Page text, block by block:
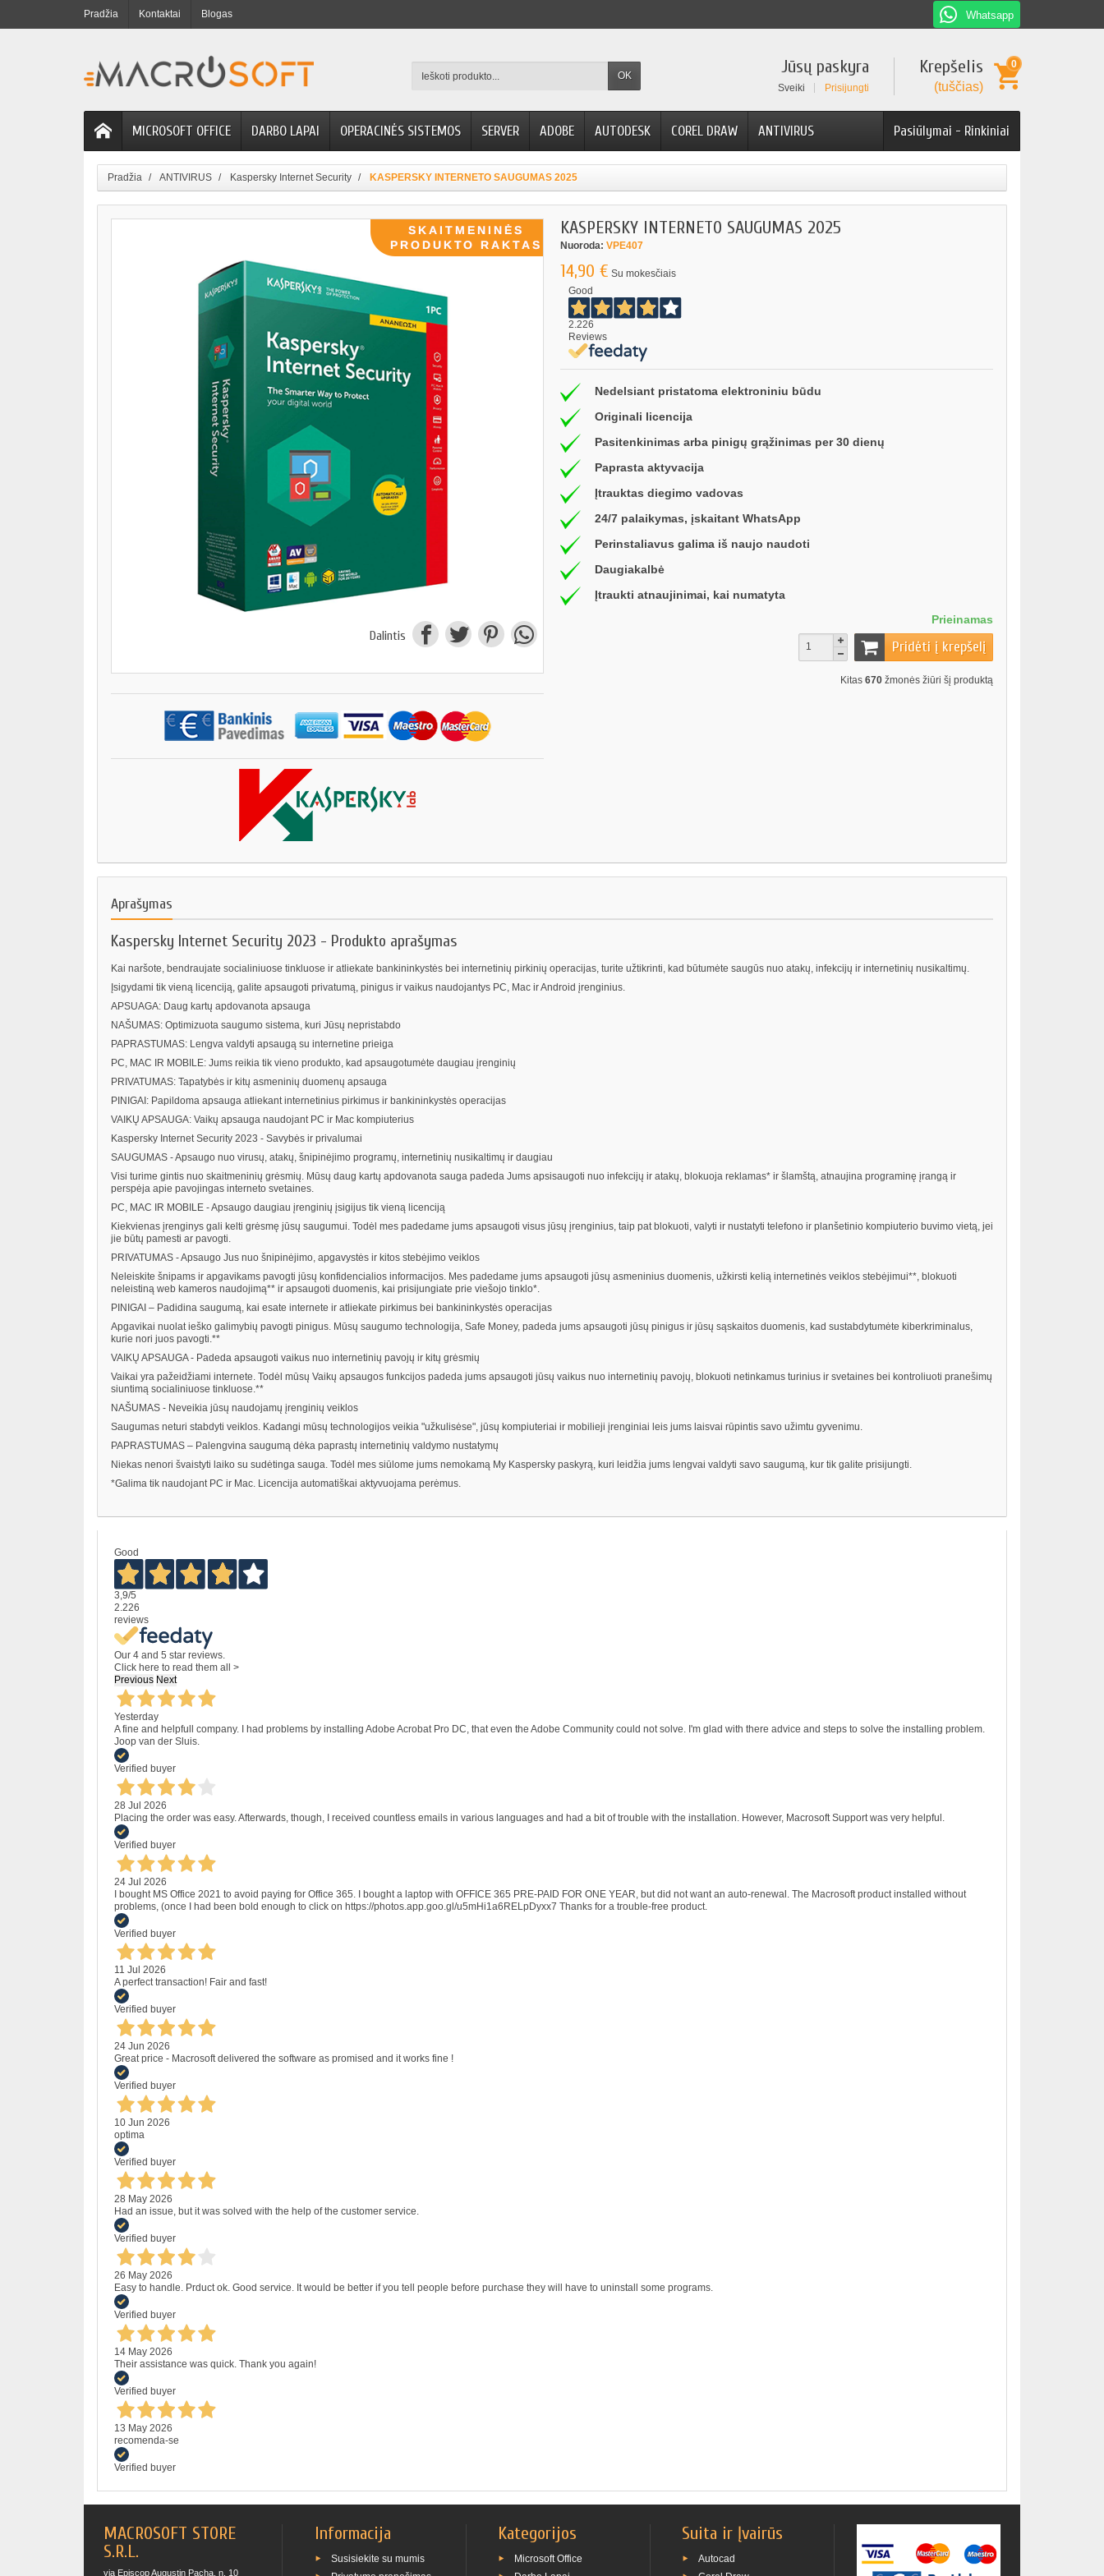
Pradžia Kontaktai Blogas Whatsapp
OK Krepšelis
(tuščias)
0
Jūsų paskyra
Sveiki Prisijungti
Pasiūlymai - Rinkiniai
MICROSOFT OFFICE DARBO LAPAI OPERACINĖS SISTEMOS SERVER ADOBE AUTODESK COREL DRAW ANTIVIRUS
Pradžia ANTIVIRUS Kaspersky Internet Security KASPERSKY INTERNETO SAUGUMAS 2025
Dalintis
KASPERSKY INTERNETO SAUGUMAS 2025
Nuoroda: VPE407
14,90 € Su mokesčiais
Good
2.226
Reviews
Nedelsiant pristatoma elektroniniu būdu
Originali licencija
Pasitenkinimas arba pinigų grąžinimas per 30 dienų
Paprasta aktyvacija
Įtrauktas diegimo vadovas
24/7 palaikymas, įskaitant WhatsApp
Perinstaliavus galima iš naujo naudoti
Daugiakalbė
Įtraukti atnaujinimai, kai numatyta
Prieinamas
Pridėti į krepšelį
Kitas 670 žmonės žiūri šį produktą
Aprašymas
Kaspersky Internet Security 2023 - Produkto aprašymas
Kai naršote, bendraujate socialiniuose tinkluose ir atliekate bankininkystės bei internetinių pirkinių operacijas, turite užtikrinti, kad būtumėte saugūs nuo atakų, infekcijų ir internetinių nusikaltimų.
Įsigydami tik vieną licenciją, galite apsaugoti privatumą, pinigus ir vaikus naudojantys PC, Mac ir Android įrenginius.
APSUAGA: Daug kartų apdovanota apsauga
NAŠUMAS: Optimizuota saugumo sistema, kuri Jūsų nepristabdo
PAPRASTUMAS: Lengva valdyti apsaugą su internetine prieiga
PC, MAC IR MOBILE: Jums reikia tik vieno produkto, kad apsaugotumėte daugiau įrenginių
PRIVATUMAS: Tapatybės ir kitų asmeninių duomenų apsauga
PINIGAI: Papildoma apsauga atliekant internetinius pirkimus ir bankininkystės operacijas
VAIKŲ APSAUGA: Vaikų apsauga naudojant PC ir Mac kompiuterius
Kaspersky Internet Security 2023 - Savybės ir privalumai
SAUGUMAS - Apsaugo nuo virusų, atakų, šnipinėjimo programų, internetinių nusikaltimų ir daugiau
Visi turime gintis nuo skaitmeninių grėsmių. Mūsų daug kartų apdovanota sauga padeda Jums apsisaugoti nuo infekcijų ir atakų, blokuoja reklamas* ir šlamštą, atnaujina programinę įrangą ir
perspėja apie pavojingas interneto svetaines.
PC, MAC IR MOBILE - Apsaugo daugiau įrenginių įsigijus tik vieną licenciją
Kiekvienas įrenginys gali kelti grėsmę jūsų saugumui. Todėl mes padedame jums apsaugoti visus jūsų įrenginius, taip pat blokuoti, valyti ir nustatyti telefono ir planšetinio kompiuterio buvimo vietą, jei
jie būtų pamesti ar pavogti.
PRIVATUMAS - Apsaugo Jus nuo šnipinėjimo, apgavystės ir kitos stebėjimo veiklos
Neleiskite šnipams ir apgavikams pavogti jūsų konfidencialios informacijos. Mes padedame jums apsaugoti jūsų asmeninius duomenis, užkirsti kelią internetinės veiklos stebėjimui**, blokuoti
neleistiną web kameros naudojimą** ir apsaugoti duomenis, kai prisijungiate prie viešojo tinklo*.
PINIGAI – Padidina saugumą, kai esate internete ir atliekate pirkimus bei bankininkystės operacijas
Apgavikai nuolat ieško galimybių pavogti pinigus. Mūsų saugumo technologija, Safe Money, padeda jums apsaugoti jūsų pinigus ir jūsų sąskaitos duomenis, kad sustabdytumėte kiberkriminalus,
kurie nori juos pavogti.**
VAIKŲ APSAUGA - Padeda apsaugoti vaikus nuo internetinių pavojų ir kitų grėsmių
Vaikai yra pažeidžiami internete. Todėl mūsų Vaikų apsaugos funkcijos padeda jums apsaugoti jūsų vaikus nuo internetinių pavojų, blokuoti netinkamus turinius ir svetaines bei kontroliuoti pranešimų
siuntimą socialiniuose tinkluose.**
NAŠUMAS - Neveikia jūsų naudojamų įrenginių veiklos
Saugumas neturi stabdyti veiklos. Kadangi mūsų technologijos veikia "užkulisėse", jūsų kompiuteriai ir mobilieji įrenginiai leis jums laisvai rūpintis savo užimtu gyvenimu.
PAPRASTUMAS – Palengvina saugumą dėka paprastų internetinių valdymo nustatymų
Niekas nenori švaistyti laiko su sudėtinga sauga. Todėl mes siūlome jums nemokamą My Kaspersky paskyrą, kuri leidžia jums lengvai valdyti savo saugumą, kur tik galite prisijungti.
*Galima tik naudojant PC ir Mac. Licencija automatiškai aktyvuojama perėmus.
Good
3,9/5
2.226
reviews
Our 4 and 5 star reviews.
Click here to read them all >
Previous Next
Yesterday
A fine and helpfull company. I had problems by installing Adobe Acrobat Pro DC, that even the Adobe Community could not solve. I'm glad with there advice and steps to solve the installing problem.
Joop van der Sluis.
Verified buyer
28 Jul 2026
Placing the order was easy. Afterwards, though, I received countless emails in various languages and had a bit of trouble with the installation. However, Macrosoft Support was very helpful.
Verified buyer
24 Jul 2026
I bought MS Office 2021 to avoid paying for Office 365. I bought a laptop with OFFICE 365 PRE-PAID FOR ONE YEAR, but did not want an auto-renewal. The Macrosoft product installed without
problems, (once I had been bold enough to click on https://photos.app.goo.gl/u5mHi1a6RELpDyxx7 Thanks for a trouble-free product.
Verified buyer
11 Jul 2026
A perfect transaction! Fair and fast!
Verified buyer
24 Jun 2026
Great price - Macrosoft delivered the software as promised and it works fine !
Verified buyer
10 Jun 2026
optima
Verified buyer
28 May 2026
Had an issue, but it was solved with the help of the customer service.
Verified buyer
26 May 2026
Easy to handle. Prduct ok. Good service. It would be better if you tell people before purchase they will have to uninstall some programs.
Verified buyer
14 May 2026
Their assistance was quick. Thank you again!
Verified buyer
13 May 2026
recomenda-se
Verified buyer
MACROSOFT STORE
S.R.L.
via Episcop Augustin Pacha, n. 10
Informacija
Susisiekite su mumis
Kategorijos
Microsoft Office
Suita ir Įvairūs
Autocad